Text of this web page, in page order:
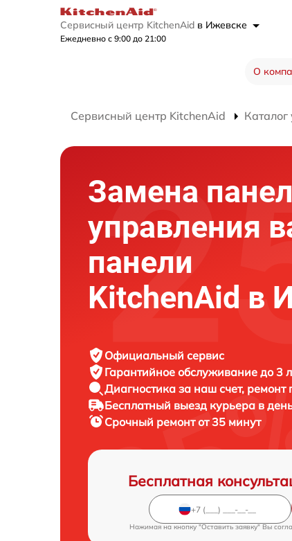
Сервисный центр KitchenAid в Ижевске
Ежедневно с 9:00 до 21:00
О
Сервисный центр KitchenAid Каталог
Замена
управления
панели
KitchenAid в
Официальный сервис
Гарантийное обслуживание до 3
Диагностика за наш счет, ремонт
Бесплатный выезд курьера в
Срочный ремонтот 35 минут
Бесплатная
Нажимая на кнопку "Оставить заявку" Вы